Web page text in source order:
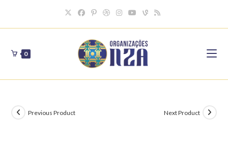
content
0
Previous Product Next Product